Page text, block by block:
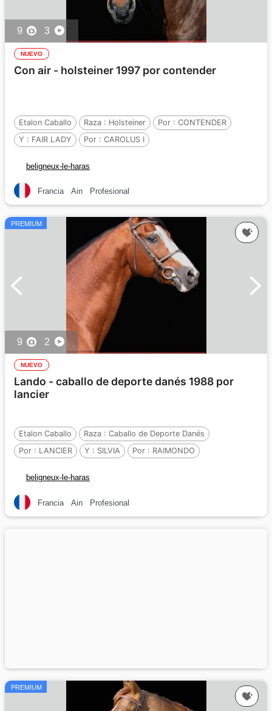
9 3
NUEVO
Con air - holsteiner 1997 por contender
Etalon Caballo Raza : Holsteiner Por : CONTENDER
Y : FAIR LADY Por : CAROLUS I
beligneux-le-haras
Francia Ain Profesional
PREMIUM
9 2
NUEVO
Lando - caballo de deporte danés 1988 por
lancier
Etalon Caballo Raza : Caballo de Deporte Danés
Por : LANCIER Y : SILVIA Por : RAIMONDO
beligneux-le-haras
Francia Ain Profesional
PREMIUM